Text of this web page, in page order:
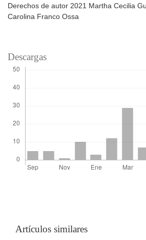
Derechos de autor 2021 Martha Cecilia
Carolina Franco Ossa
Descargas
Artículos similares